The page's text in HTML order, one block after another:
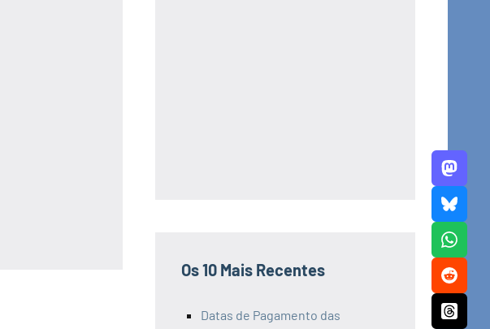
Os 10 Mais Recentes
Datas de Pagamento das